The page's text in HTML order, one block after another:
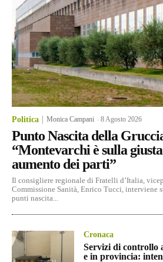
Politica Monica Campani -8 Agosto 2026
Punto Nascita della
“Montevarchi è sulla
aumento dei parti”
Il consigliere regionale di Fratelli d’Italia,
Commissione Sanità, Enrico Tucci, interviene
punti nascita...
Cronaca
Servizi di controllo
e in provincia: